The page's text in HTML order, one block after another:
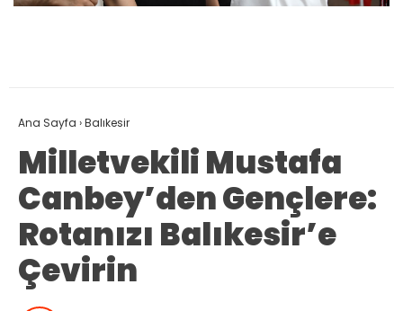
Ana Sayfa ›Balıkesir
Milletvekili Mustafa
Canbey’den Gençlere:
Rotanızı Balıkesir’e
Çevirin